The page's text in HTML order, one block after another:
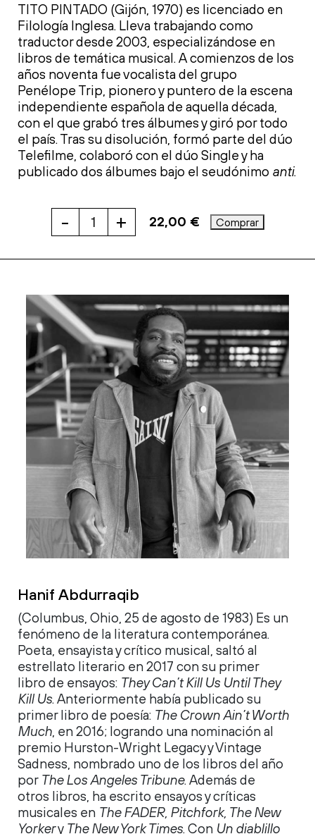
TITO PINTADO (Gijón, 1970) es licenciado en
Filología Inglesa. Lleva trabajando como
traductor desde 2003, especializándose en
libros de temática musical. A comienzos de los
años noventa fue vocalista del grupo
Penélope Trip, pionero y puntero de la escena
independiente española de aquella década,
con el que grabó tres álbumes y giró por todo
el país. Tras su disolución, formó parte del dúo
Telefilme, colaboró con el dúo Single y ha
publicado dos álbumes bajo el seudónimo anti.
UN
DIABLILLO
AMÉRICA
- + 22,00 € Comprar
Hanif Abdurraqib
(Columbus, Ohio, 25 de agosto de 1983) Es un
fenómeno de la literatura contemporánea.
Poeta, ensayista y crítico musical, saltó al
estrellato literario en 2017 con su primer
libro de ensayos: They Can’t Kill Us Until They
Kill Us. Anteriormente había publicado su
primer libro de poesía: The Crown Ain’t Worth
Much , en 2016; logrando una nominación al
premio Hurston-Wright Legacy y Vintage
Sadness, nombrado uno de los libros del año
por The Los Angeles Tribune. Además de
otros libros, ha escrito ensayos y críticas
musicales en The FADER, Pitchfork, The New
Yorkery The New York Times. Con Un diablillo